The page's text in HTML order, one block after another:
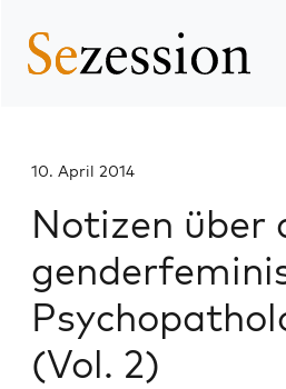
10. April 2014
Notizen über
(Vol. 2)